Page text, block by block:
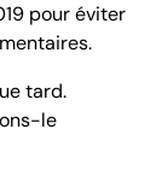
pour éviter
tard.
le